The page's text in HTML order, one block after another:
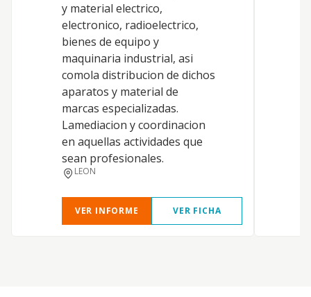
y material electrico,
electronico, radioelectrico,
bienes de equipo y
maquinaria industrial, asi
comola distribucion de dichos
aparatos y material de
marcas especializadas.
Lamediacion y coordinacion
en aquellas actividades que
sean profesionales.
LEON
VER INFORME VER FICHA